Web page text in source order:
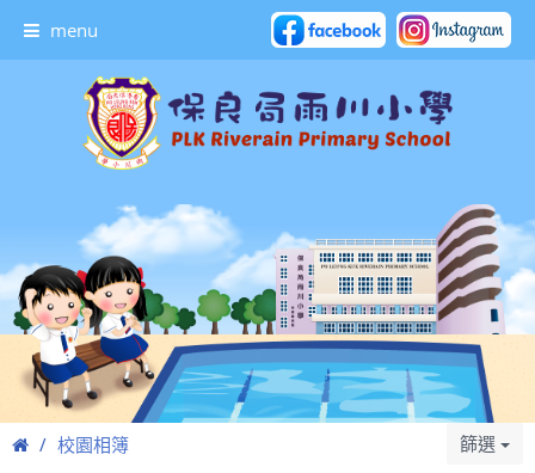
menu
校園相簿 篩選